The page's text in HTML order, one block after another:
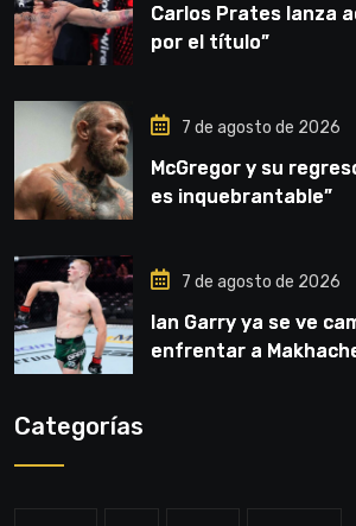
Carlos Prates lanza
por el título”
7 de agosto de 2026
McGregor y su
es inquebrantable”
7 de agosto de 2026
Ian Garry ya se ve
enfrentar a
Categorías